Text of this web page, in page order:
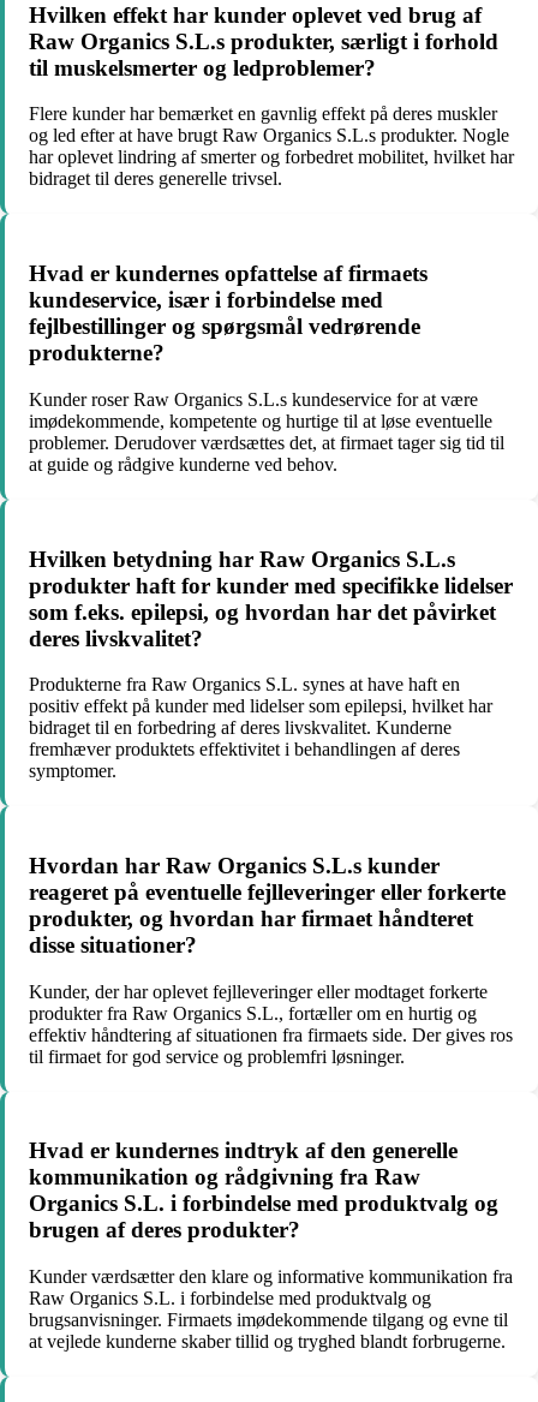
Hvilken effekt har kunder oplevet ved brug af
Raw Organics S.L.s produkter, særligt i forhold
til muskelsmerter og ledproblemer?
Flere kunder har bemærket en gavnlig effekt på deres muskler
og led efter at have brugt Raw Organics S.L.s produkter. Nogle
har oplevet lindring af smerter og forbedret mobilitet, hvilket har
bidraget til deres generelle trivsel.
Hvad er kundernes opfattelse af firmaets
kundeservice, især i forbindelse med
fejlbestillinger og spørgsmål vedrørende
produkterne?
Kunder roser Raw Organics S.L.s kundeservice for at være
imødekommende, kompetente og hurtige til at løse eventuelle
problemer. Derudover værdsættes det, at firmaet tager sig tid til
at guide og rådgive kunderne ved behov.
Hvilken betydning har Raw Organics S.L.s
produkter haft for kunder med specifikke lidelser
som f.eks. epilepsi, og hvordan har det påvirket
deres livskvalitet?
Produkterne fra Raw Organics S.L. synes at have haft en
positiv effekt på kunder med lidelser som epilepsi, hvilket har
bidraget til en forbedring af deres livskvalitet. Kunderne
fremhæver produktets effektivitet i behandlingen af deres
symptomer.
Hvordan har Raw Organics S.L.s kunder
reageret på eventuelle fejlleveringer eller forkerte
produkter, og hvordan har firmaet håndteret
disse situationer?
Kunder, der har oplevet fejlleveringer eller modtaget forkerte
produkter fra Raw Organics S.L., fortæller om en hurtig og
effektiv håndtering af situationen fra firmaets side. Der gives ros
til firmaet for god service og problemfri løsninger.
Hvad er kundernes indtryk af den generelle
kommunikation og rådgivning fra Raw
Organics S.L. i forbindelse med produktvalg og
brugen af deres produkter?
Kunder værdsætter den klare og informative kommunikation fra
Raw Organics S.L. i forbindelse med produktvalg og
brugsanvisninger. Firmaets imødekommende tilgang og evne til
at vejlede kunderne skaber tillid og tryghed blandt forbrugerne.